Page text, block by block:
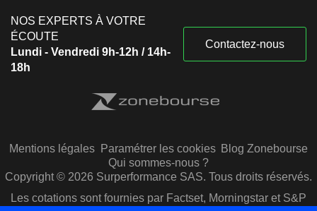
NOS EXPERTS À VOTRE
ÉCOUTE
Lundi - Vendredi 9h-12h / 14h-
18h
Contactez-nous
Mentions légales Paramétrer les cookies Blog Zonebourse
Qui sommes-nous ?
Copyright © 2026 Surperformance SAS. Tous droits réservés.
Les cotations sont fournies par Factset, Morningstar et S&P